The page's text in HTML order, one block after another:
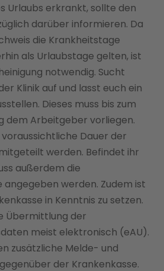
Urlaubs erkrankt, sollte den
darüber informieren. Da
die Krankheitstage
als Urlaubstage gelten, ist
notwendig. Sucht
Klinik auf und lasst euch ein
Dieses muss bis zum
dem Arbeitgeber vorliegen.
Dauer der
werden. Befindet ihr
außerdem die
werden. Zudem ist
in Kenntnis zu setzen.
Übermittlung der
meist elektronisch (eAU).
zusätzliche Melde- und
der Krankenkasse.